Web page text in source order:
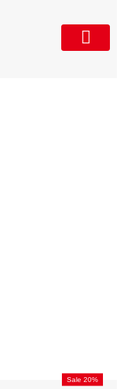
Sale 20%